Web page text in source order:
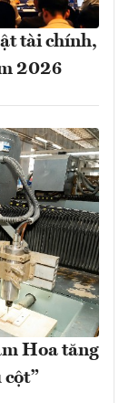
tài chính,
2026
Hoa tăng
cột”